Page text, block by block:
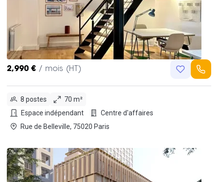
2,990 € / mois (HT)
8 postes
70 m²
Espace indépendant
Centre d'affaires
Rue de Belleville, 75020 Paris